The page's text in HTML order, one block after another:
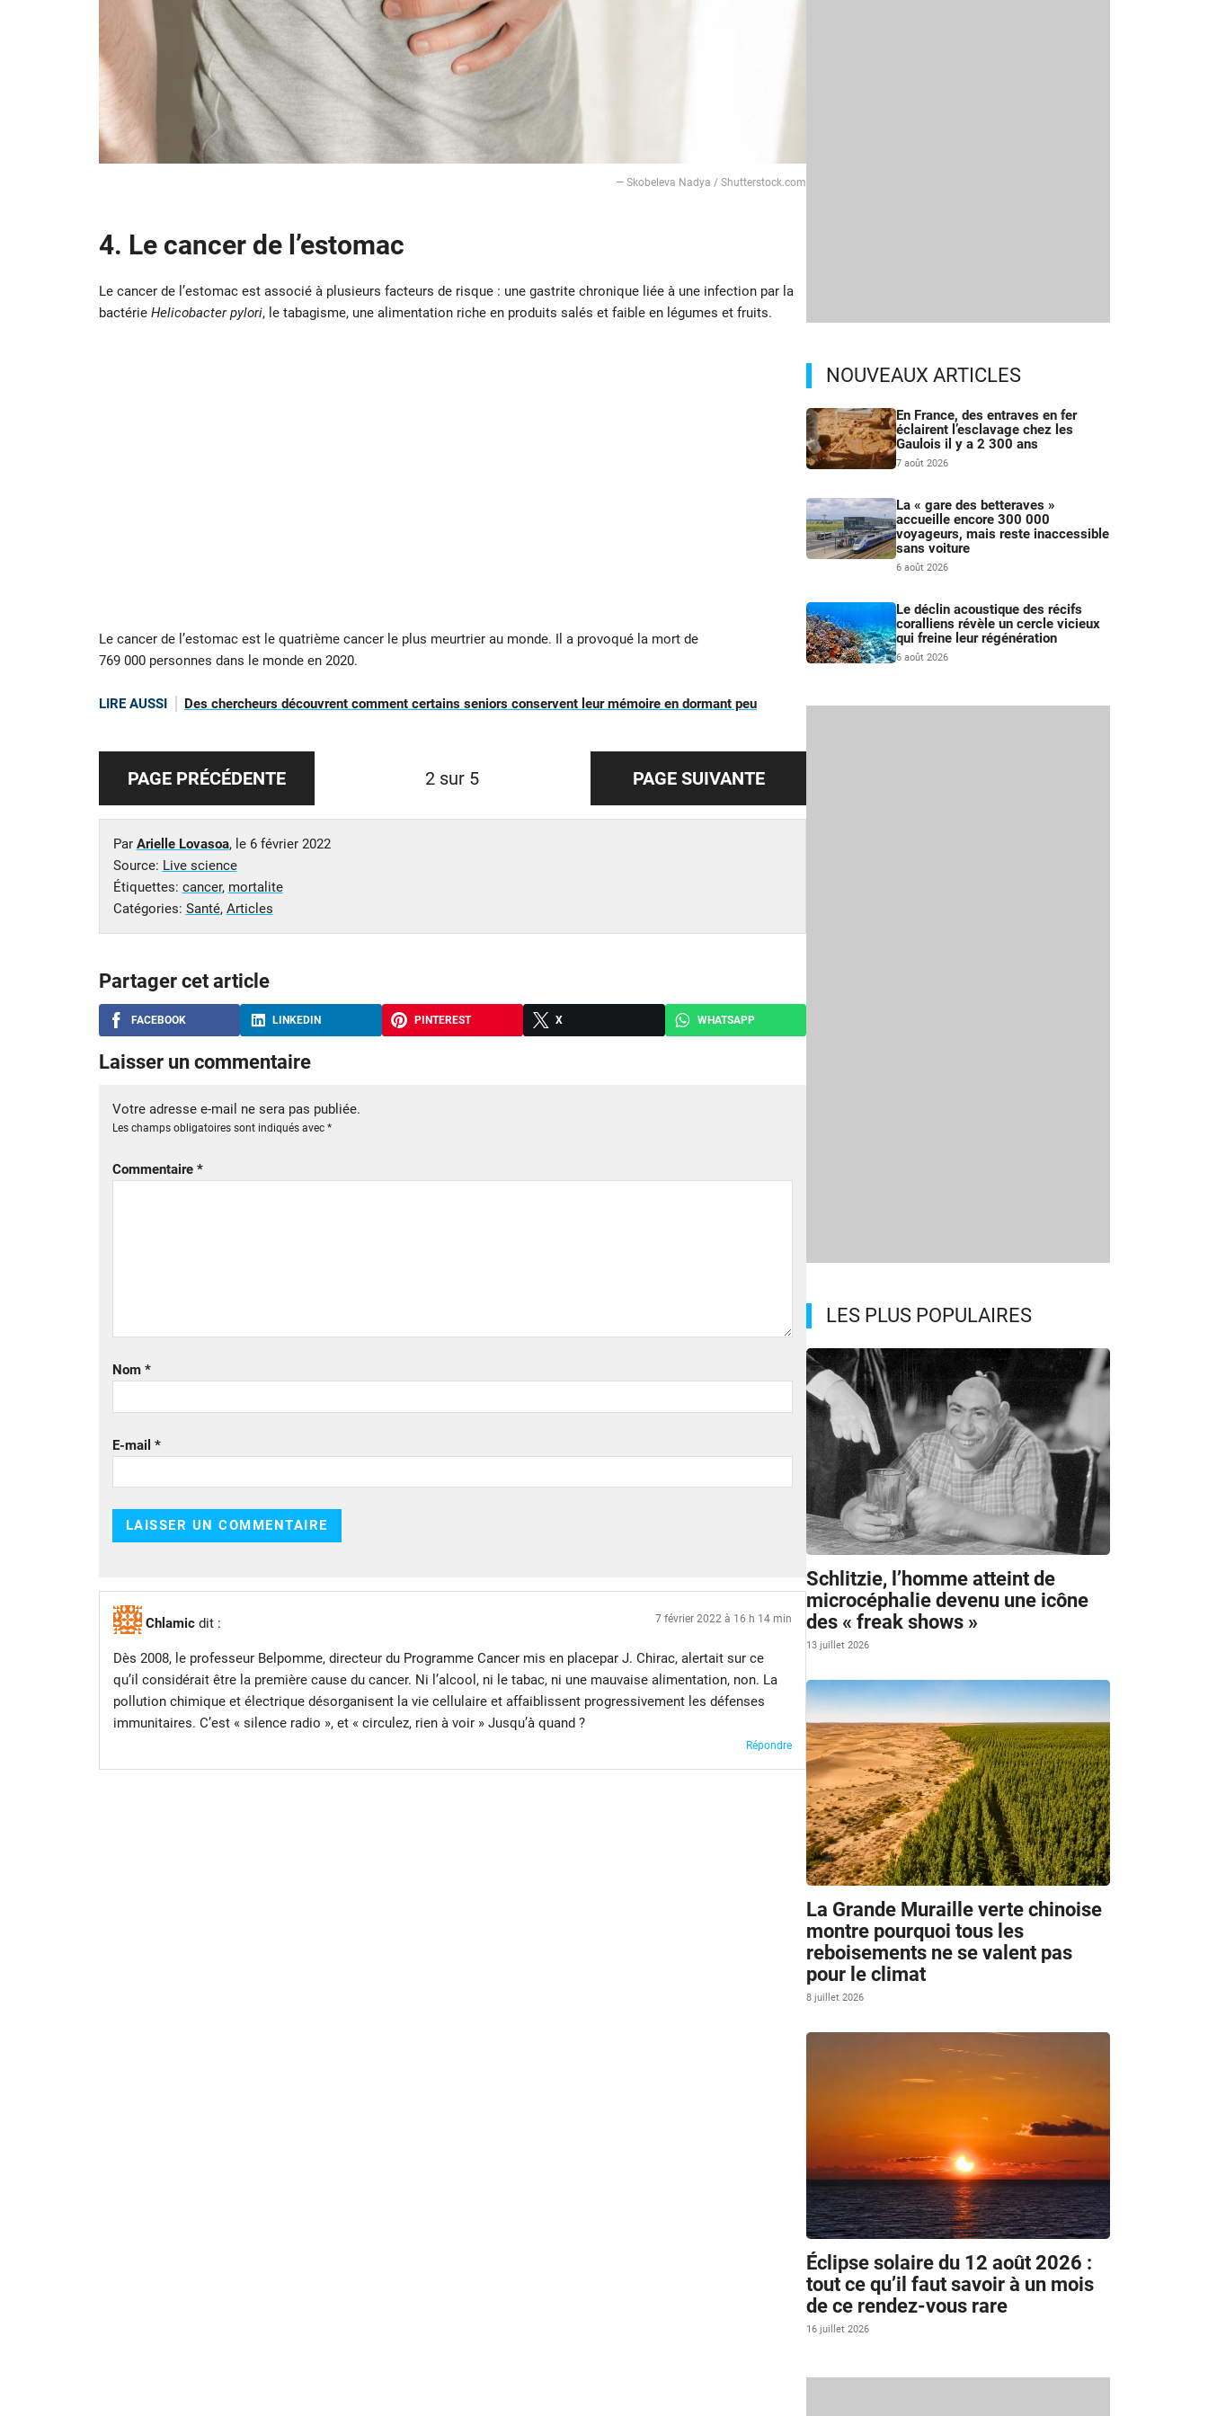
— Skobeleva Nadya / Shutterstock.com
4. Le cancer de l’estomac
Le cancer de l’estomac est associé à plusieurs facteurs de risque : une gastrite chronique liée à une infection par la
bactérie Helicobacter pylori, le tabagisme, une alimentation riche en produits salés et faible en légumes et fruits.
Le cancer de l’estomac est le quatrième cancer le plus meurtrier au monde. Il a provoqué la mort de
769 000 personnes dans le monde en 2020.
LIRE AUSSI Des chercheurs découvrent comment certains seniors conservent leur mémoire en dormant peu
2 sur 5
PAGE PRÉCÉDENTE PAGE SUIVANTE
Par Arielle Lovasoa, le 6 février 2022
Source: Live science
Étiquettes: cancer, mortalite
Catégories: Santé, Articles
Partager cet article
FACEBOOK LINKEDIN PINTEREST X WHATSAPP
Laisser un commentaire
Votre adresse e-mail ne sera pas publiée.
Les champs obligatoires sont indiqués avec *
Commentaire *
Nom *
E-mail *
Chlamic dit : 7 février 2022 à 16 h 14 min
Dès 2008, le professeur Belpomme, directeur du Programme Cancer mis en placepar J. Chirac, alertait sur ce
qu’il considérait être la première cause du cancer. Ni l’alcool, ni le tabac, ni une mauvaise alimentation, non. La
pollution chimique et électrique désorganisent la vie cellulaire et affaiblissent progressivement les défenses
immunitaires. C’est « silence radio », et « circulez, rien à voir » Jusqu’à quand ?
Répondre
NOUVEAUX ARTICLES
En France, des entraves en fer
éclairent l’esclavage chez les
Gaulois il y a 2 300 ans
7 août 2026
La « gare des betteraves »
accueille encore 300 000
voyageurs, mais reste inaccessible
sans voiture
6 août 2026
Le déclin acoustique des récifs
coralliens révèle un cercle vicieux
qui freine leur régénération
6 août 2026
LES PLUS POPULAIRES
Schlitzie, l’homme atteint de
microcéphalie devenu une icône
des « freak shows »
13 juillet 2026
La Grande Muraille verte chinoise
montre pourquoi tous les
reboisements ne se valent pas
pour le climat
8 juillet 2026
Éclipse solaire du 12 août 2026 :
tout ce qu’il faut savoir à un mois
de ce rendez-vous rare
16 juillet 2026